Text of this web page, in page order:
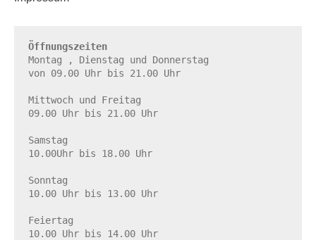
Öffnungszeiten
Montag , Dienstag und Donnerstag
von 09.00 Uhr bis 21.00 Uhr
Mittwoch und Freitag
09.00 Uhr bis 21.00 Uhr
Samstag
10.00Uhr bis 18.00 Uhr
Sonntag
10.00 Uhr bis 13.00 Uhr
Feiertag
10.00 Uhr bis 14.00 Uhr